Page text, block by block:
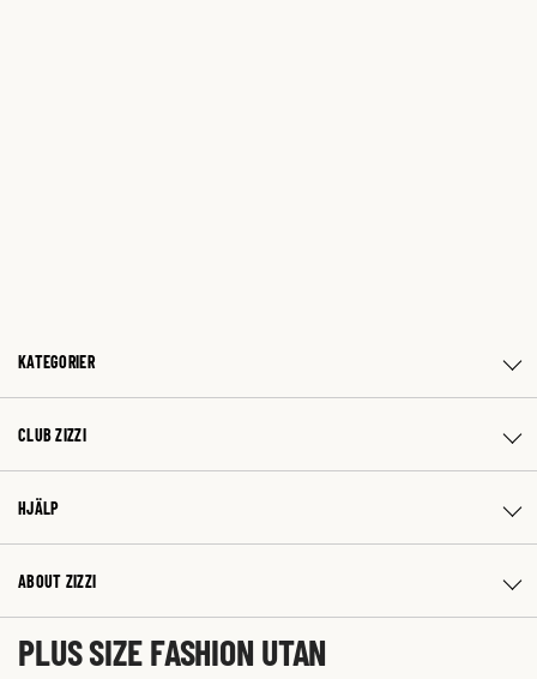
KATEGORIER
CLUB ZIZZI
HJÄLP
ABOUT ZIZZI
PLUS SIZE FASHION UTAN